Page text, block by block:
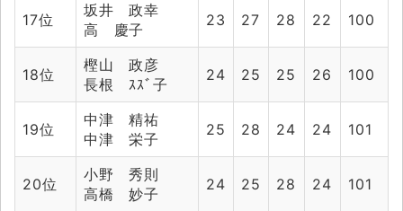
17位
坂井 政幸
高 慶子
23 27 28 22 100
18位
樫山 政彦
長根 ｽｽﾞ子
24 25 25 26 100
19位
中津 精祐
中津 栄子
25 28 24 24 101
20位
小野 秀則
高橋 妙子
24 25 28 24 101